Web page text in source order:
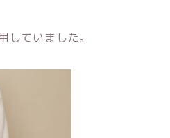
していました。